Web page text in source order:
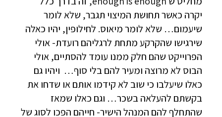
יקרה כאשר תחושת המיצוי תגבר, שלא לומר
שיעמום… שלא לומר מיאוס. לחילופין, יהיו כאלה
שירגישו שהקרקע מתחת לרגליהם רועדת- אולי
הפרוייקט שהם חלק ממנו עומד להסתיים, אולי
הבוס לא מרוצה ומעיר להם בלי סוף… ויהיו גם
כאלו שיעלבו כי שוב לא קידמו אותם או שדחו את
בקשתם להעלאה בשכר… וגם כאלו שמאז
שהתחלף להם המנהל הישיר- חייהם הפכו לסוג של